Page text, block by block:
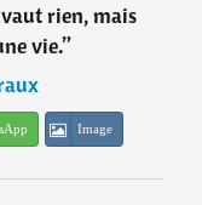
rien, mais
vie.”
Image